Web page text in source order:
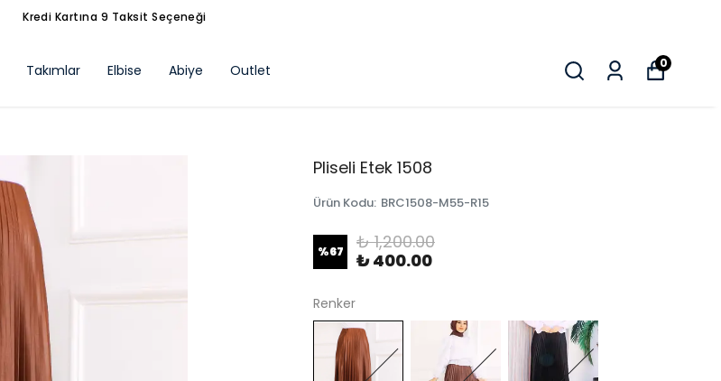
Tüm Siparişlerde Ücretsiz Kargo
Takımlar Elbise Abiye Outlet 0
Pliseli Etek 1508
Ürün Kodu: BRC1508-M55-R15
%67
₺ 1,200.00
₺ 400.00
Renker